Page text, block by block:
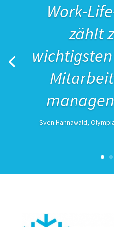
Work-
zählt
Sven Hannawald,